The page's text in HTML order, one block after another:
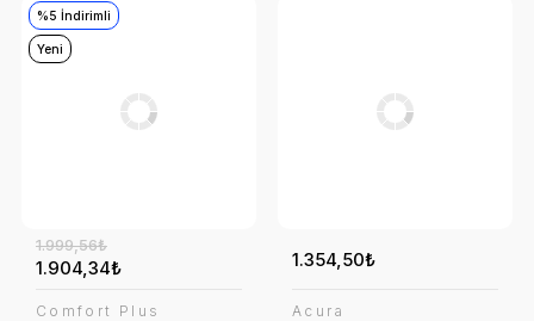
%5 İndirimli
Yeni
1.904,34₺
1.999,56₺
Comfort Plus
1.354,50₺
Acura